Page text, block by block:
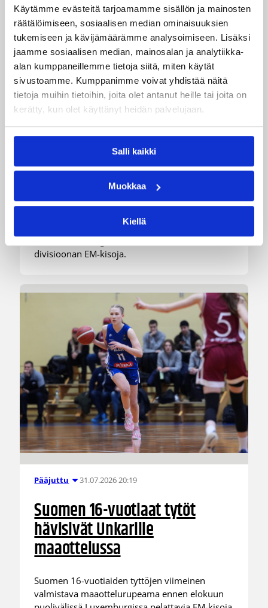
Käytämme evästeitä tarjoamamme sisällön ja mainosten
räätälöimiseen, sosiaalisen median ominaisuuksien
tukemiseen ja kävijämäärämme analysoimiseen. Lisäksi
jaamme sosiaalisen median, mainosalan ja analytiikka-
alan kumppaneillemme tietoja siitä, miten käytät
sivustoamme. Kumppanimme voivat yhdistää näitä
tietoja muihin tietoihin, joita olet antanut heille tai joita on
kerätty, kun olet käyttänyt heidän palvelujaan.
Salli kaikki
Muokkaa
Kiellä
Pääjuttu 01.08.2026 18:35
Suomen 16-vuotiaat tytöt
hävisivät maaottelussa
Suomen 16-vuotiaat tytöt päättivät EM-kisoihin
valmistavan maaottelu-urakkansa 83–93-
Sudenpentujen viimeiset maaottelut ennen
17.8. Luxemburgissa alkavia 16-vuotiaiden B-
divisioonan EM-kisoja.
Pääjuttu 31.07.2026 20:19
Suomen 16-vuotiaat tytöt
hävisivät Unkarille
maaottelussa
Suomen 16-vuotiaiden tyttöjen viimeinen
valmistava maaottelurupeama ennen elokuun